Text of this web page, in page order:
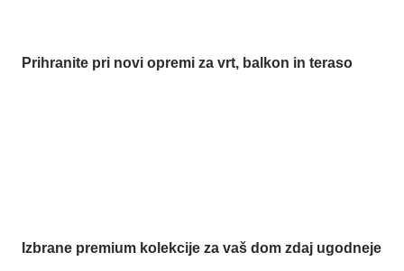
Prihranite pri novi opremi za vrt, balkon in teraso
Izbrane premium kolekcije za vaš dom zdaj ugodneje